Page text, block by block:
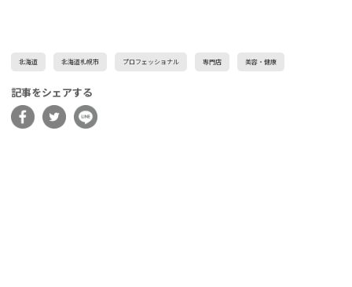
北海道 北海道札幌市 プロフェッショナル 専門店 美容・健康
記事をシェアする